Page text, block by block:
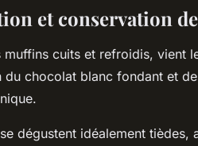
et conservation
muffins cuits et refroidis, vient
du chocolat blanc fondant et
dégustent idéalement